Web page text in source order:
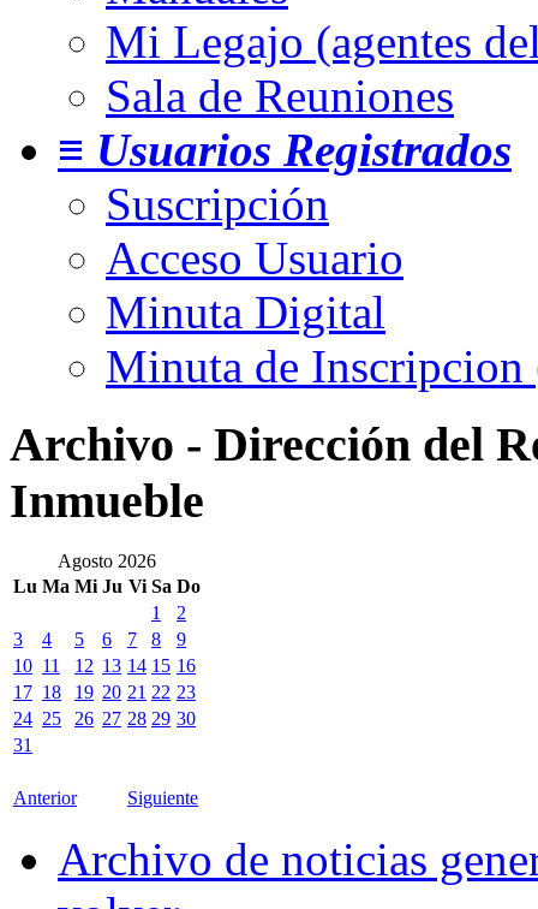
Mi Legajo (agentes
Sala de Reuniones
≡ Usuarios Registrados
Suscripción
Acceso Usuario
Minuta Digital
Minuta de Inscripcion
Archivo - Dirección del
Inmueble
Agosto 2026
Lu Ma Mi Ju Vi Sa Do
1
2
3
4 5 6 7 8
9
10 11 12 13 14 15 16
17 18 19 20 21 22 23
24 25 26 27 28 29 30
31
Anterior Siguiente
Archivo de noticias